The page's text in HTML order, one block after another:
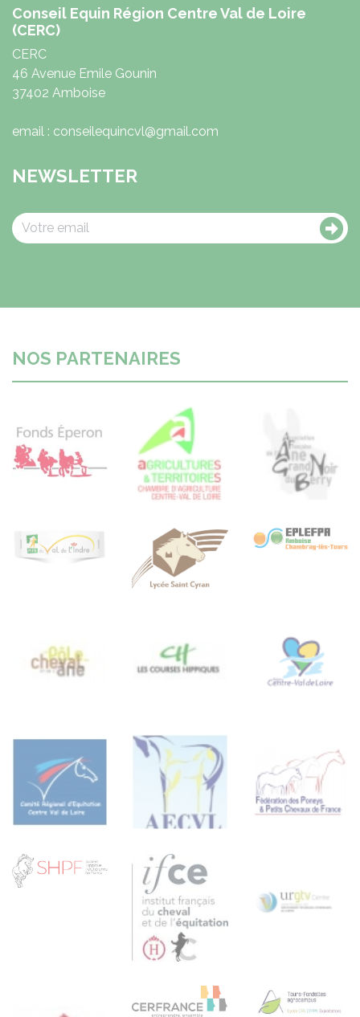
Conseil Equin Région Centre Val de Loire
(CERC)
CERC
46 Avenue Emile Gounin
37402 Amboise
email : conseilequincvl@gmail.com
NEWSLETTER
NOS PARTENAIRES